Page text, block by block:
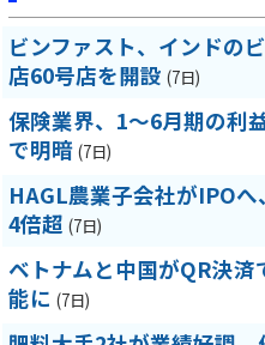
ビンファスト、インドの
店60号店を開設 (7日)
保険業界、1～6月期の
で明暗 (7日)
HAGL農業子会社がIPO
4倍超 (7日)
ベトナムと中国がQR決
能に (7日)